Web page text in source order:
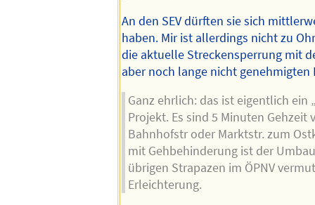
An den SEV dürften sie sich
haben. Mir ist allerdings nicht zu
die aktuelle Streckensperrung mit
aber noch lange nicht
Ganz ehrlich: das ist eigentlich ein
Projekt. Es sind 5 Minuten Gehzeit
Bahnhofstr oder Marktstr. zum
mit Gehbehinderung ist der
übrigen Strapazen im ÖPNV
Erleichterung.